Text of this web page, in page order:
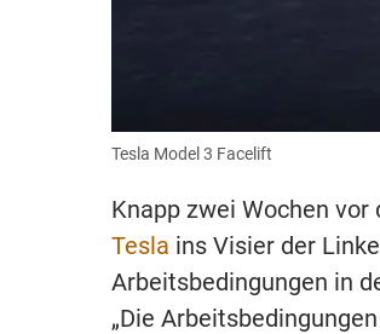
Tesla Model 3 Facelift
Knapp zwei Wochen
Tesla ins Visier der
Arbeitsbedingungen in
„Die